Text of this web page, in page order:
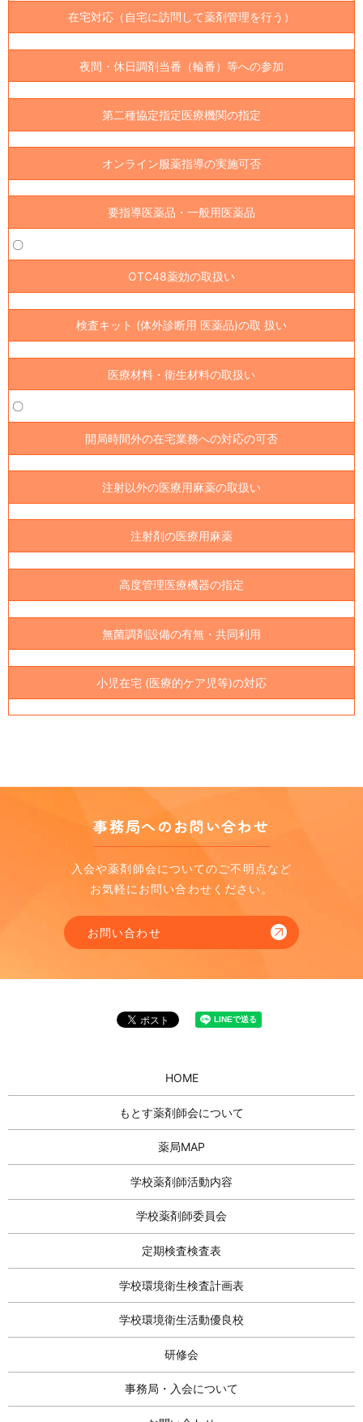
在宅対応（自宅に訪問して薬剤管理を行う）
夜間・休日調剤当番（輪番）等への参加
第二種協定指定医療機関の指定
オンライン服薬指導の実施可否
要指導医薬品・一般用医薬品
〇
OTC48薬効の取扱い
検査キット (体外診断用 医薬品)の取 扱い
医療材料・衛生材料の取扱い
〇
開局時間外の在宅業務への対応の可否
注射以外の医療用麻薬の取扱い
注射剤の医療用麻薬
高度管理医療機器の指定
無菌調剤設備の有無・共同利用
小児在宅 (医療的ケア児等)の対応
事務局へのお問い合わせ
入会や薬剤師会についてのご不明点など
お気軽にお問い合わせください。
お問い合わせ
HOME
もとす薬剤師会について
薬局MAP
学校薬剤師活動内容
学校薬剤師委員会
定期検査検査表
学校環境衛生検査計画表
学校環境衛生活動優良校
研修会
事務局・入会について